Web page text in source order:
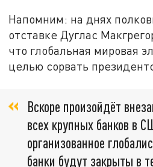
Напомним: на днях
отставке Дуглас
что глобальная мировая
целью сорвать
Вскоре произойдёт
всех крупных банков в
организованное
банки будут закрыты в